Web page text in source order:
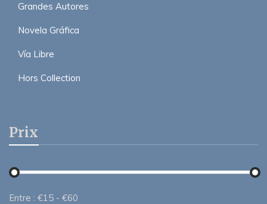
Grandes Autores
Novela Gráfica
Vía Libre
Hors Collection
Prix
Entre : €15 - €60